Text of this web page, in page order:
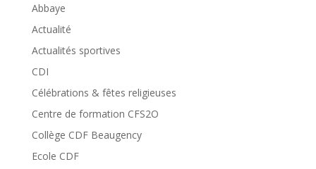
Abbaye
Actualité
Actualités sportives
CDI
Célébrations & fêtes religieuses
Centre de formation CFS2O
Collège CDF Beaugency
Ecole CDF